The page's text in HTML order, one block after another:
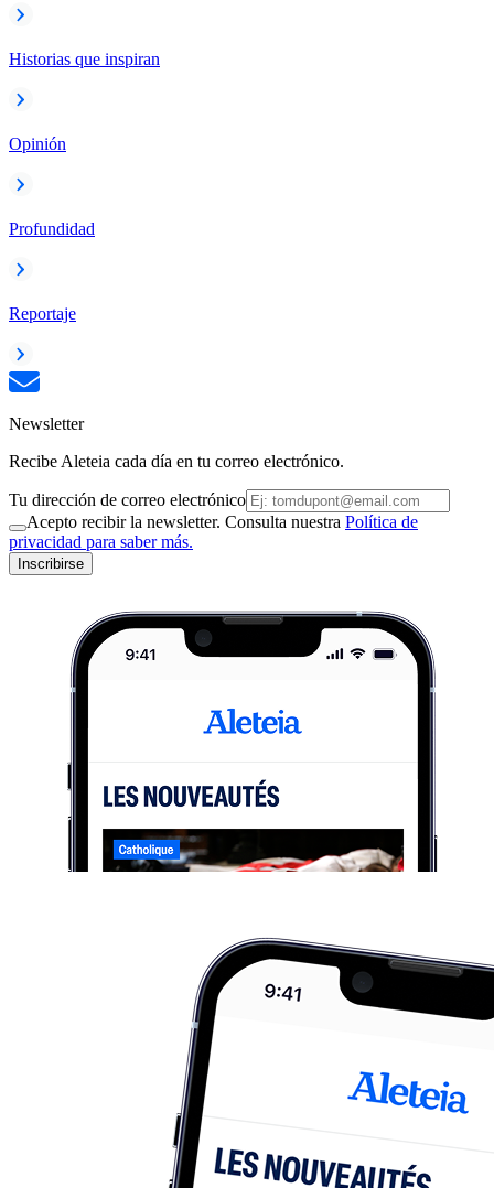
Historias que inspiran
Opinión
Profundidad
Reportaje
Newsletter
Recibe Aleteia cada día en tu correo electrónico.
Tu dirección de correo electrónico
Acepto recibir la newsletter. Consulta nuestra Política de
privacidad para saber más.
Inscribirse